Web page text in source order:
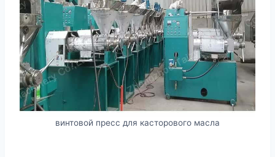
винтовой пресс для касторового масла